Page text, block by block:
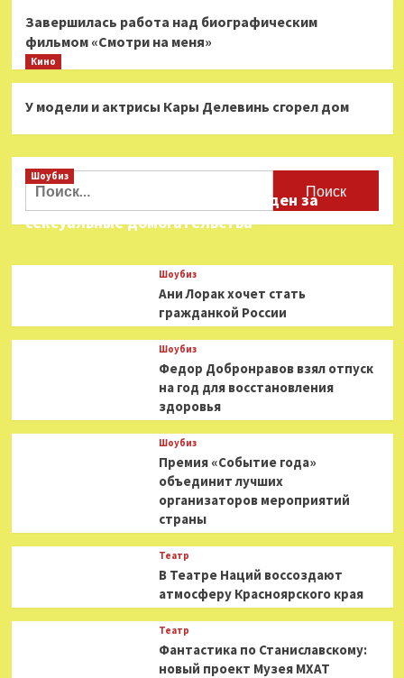
Завершилась работа над биографическим
фильмом «Смотри на меня»
Кино
У модели и актрисы Кары Делевинь сгорел дом
Найти:
Шоубиз
Звезда «Игры в кальмара» осужден за
сексуальные домогательства
Шоубиз
Ани Лорак хочет стать
гражданкой России
Шоубиз
Федор Добронравов взял отпуск
на год для восстановления
здоровья
Шоубиз
Премия «Событие года»
объединит лучших
организаторов мероприятий
страны
Театр
В Театре Наций воссоздают
атмосферу Красноярского края
Театр
Фантастика по Станиславскому:
новый проект Музея МХАТ